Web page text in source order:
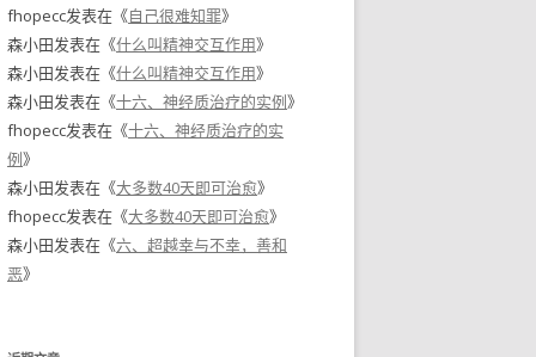
fhopecc发表在《自己很难知罪》
森小田发表在《什么叫精神交互作用》
森小田发表在《什么叫精神交互作用》
森小田发表在《十六、神经质治疗的实例》
fhopecc发表在《十六、神经质治疗的实
例》
森小田发表在《大多数40天即可治愈》
fhopecc发表在《大多数40天即可治愈》
森小田发表在《六、超越幸与不幸，善和
恶》